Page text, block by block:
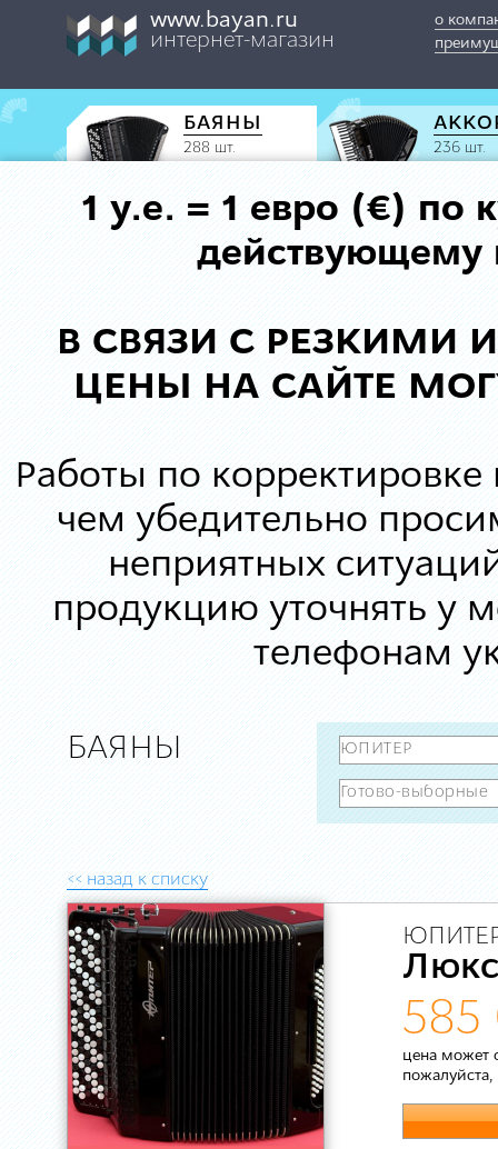
www.bayan.ru
интернет-магазин
о
БАЯНЫ
288 шт. 236 шт.
1 у.е. = 1 евро (€) по
действующему
В СВЯЗИ С РЕЗКИМИ
ЦЕНЫ НА САЙТЕ
Работы по корректировке
чем убедительно
неприятных
продукцию уточнять у
телефонам
БАЯНЫ
<< назад к списку
Люкс
цена может
пожалуйста,